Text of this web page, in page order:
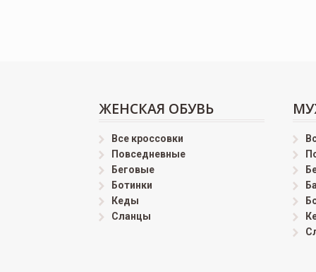
ЖЕНСКАЯ ОБУВЬ
Все кроссовки
Повседневные
Беговые
Ботинки
Кеды
Сланцы